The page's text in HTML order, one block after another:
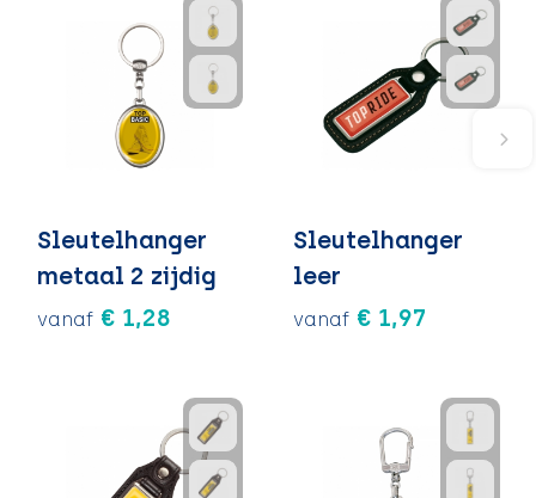
Sleutelhanger
metaal 2 zijdig
vanaf € 1,28
Sleutelhanger
leer
vanaf € 1,97